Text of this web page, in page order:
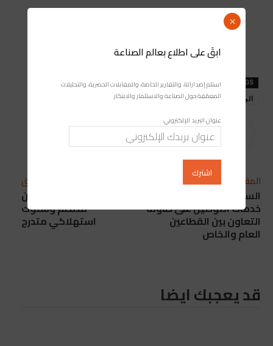
TAGS البنك الشعبي المركزي (BCP)
الوكالة الوطنية للنهوض بالمقاولة الصغرى والمتوسطة
المقال السابق
البيضاء قبل رمضان: تموين
منتظم وسلوك
استهلاكي متدرج
المقال التالي
السلامة الطرقية في
خدمات التوصيل على طاولة
التعاون بين القطاعين
العام والخاص
قد يعجبك ايضا
ابقَ على اطلاع بعالم الصناعة
استلم إصداراتنا، والتقارير الخاصة، والمقابلات الحصرية، والتحليلات
المعمّقة حول الصناعة والاستثمار والابتكار.
عنوان البريد الإلكتروني:
×